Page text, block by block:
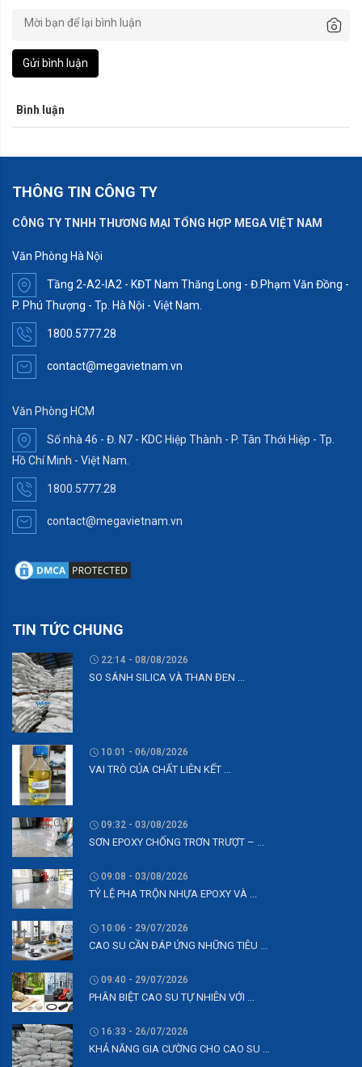
Gửi bình luận
Bình luận
THÔNG TIN CÔNG TY
CÔNG TY TNHH THƯƠNG MẠI TỔNG HỢP MEGA VIỆT NAM
Văn Phòng Hà Nội
Tầng 2-A2-IA2 - KĐT Nam Thăng Long - Đ.Phạm Văn Đồng -
P. Phú Thượng - Tp. Hà Nội - Việt Nam.
1800.5777.28
contact@megavietnam.vn
Văn Phòng HCM
Số nhà 46 - Đ. N7 - KDC Hiệp Thành - P. Tân Thới Hiệp - Tp.
Hồ Chí Minh - Việt Nam.
1800.5777.28
contact@megavietnam.vn
TIN TỨC CHUNG
22:14 - 08/08/2026
SO SÁNH SILICA VÀ THAN ĐEN ...
10:01 - 06/08/2026
VAI TRÒ CỦA CHẤT LIÊN KẾT ...
09:32 - 03/08/2026
SƠN EPOXY CHỐNG TRƠN TRƯỢT – ...
09:08 - 03/08/2026
TỶ LỆ PHA TRỘN NHỰA EPOXY VÀ ...
10:06 - 29/07/2026
CAO SU CẦN ĐÁP ỨNG NHỮNG TIÊU ...
09:40 - 29/07/2026
PHÂN BIỆT CAO SU TỰ NHIÊN VỚI ...
16:33 - 26/07/2026
KHẢ NĂNG GIA CƯỜNG CHO CAO SU ...